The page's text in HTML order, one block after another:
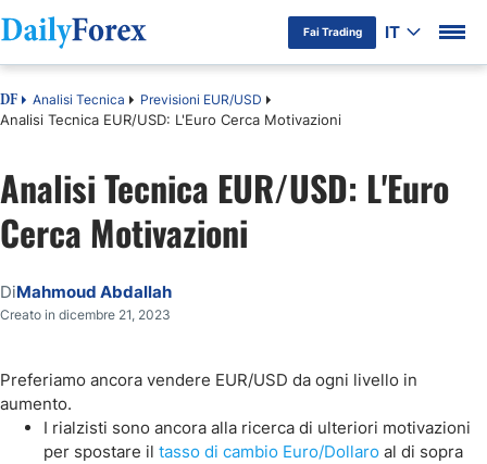
Fai Trading IT
DF Analisi Tecnica Previsioni EUR/USD
Analisi Tecnica EUR/USD: L'Euro Cerca Motivazioni
Analisi Tecnica EUR/USD: L'Euro
Cerca Motivazioni
DiMahmoud Abdallah
Creato in dicembre 21, 2023
Preferiamo ancora vendere EUR/USD da ogni livello in
aumento.
I rialzisti sono ancora alla ricerca di ulteriori motivazioni
per spostare il tasso di cambio Euro/Dollaro al di sopra